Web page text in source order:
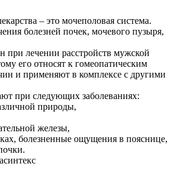
– это мочеполовая система.
болезней почек, мочевого пузыря,
при лечении расстройств мужской
его относят к гомеопатическим
и применяют в комплексе с другими
при следующих заболеваниях:
природы,
железы,
болезненные ощущения в пояснице,